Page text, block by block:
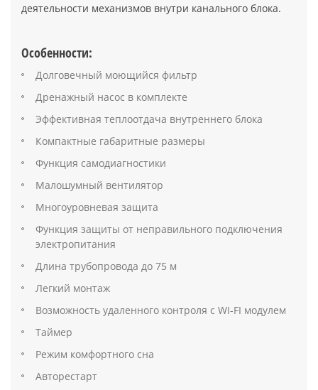
деятельности механизмов внутри канального блока.
Особенности:
Долговечный моющийся фильтр
Дренажный насос в комплекте
Эффективная теплоотдача внутреннего блока
Компактные габаритные размеры
Функция самодиагностики
Малошумный вентилятор
Многоуровневая защита
Функция защиты от неправильного подключения
электропитания
Длина трубопровода до 75 м
Легкий монтаж
Возможность удаленного контроля с WI-FI модулем
Таймер
Режим комфортного сна
Авторестарт